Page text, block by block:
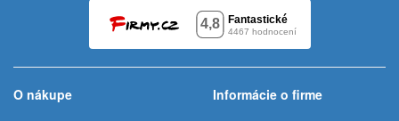
O nákupe
Informácie o firme